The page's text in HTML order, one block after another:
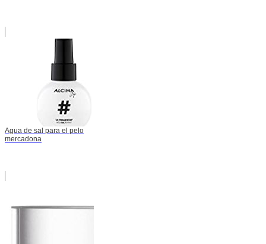
Agua de sal para el pelo
mercadona